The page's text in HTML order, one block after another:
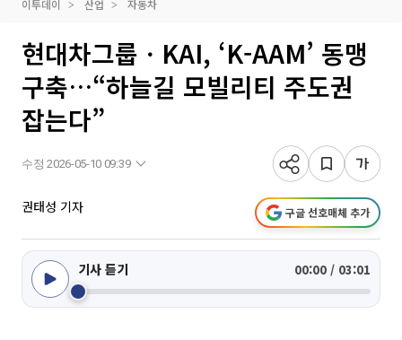
이투데이 산업 자동차
현대차그룹ㆍKAI, ‘K-AAM’ 동맹
구축…“하늘길 모빌리티 주도권
잡는다”
수정 2026-05-10 09:39
권태성 기자 구글 선호매체 추가
기사 듣기 00:00 / 03:01